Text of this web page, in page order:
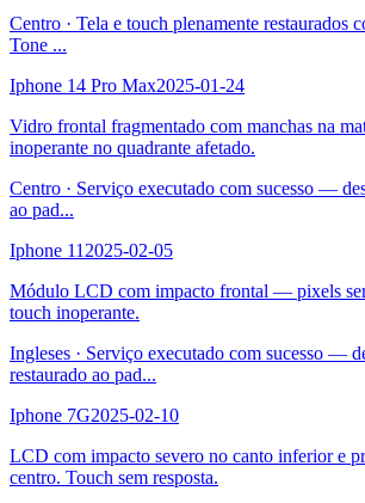
Centro · Tela e touch plenamente restaurados
Tone ...
Iphone 14 Pro Max2025-01-24
Vidro frontal fragmentado com manchas na
inoperante no quadrante afetado.
Centro · Serviço executado com sucesso —
ao pad...
Iphone 112025-02-05
Módulo LCD com impacto frontal — pixels
touch inoperante.
Ingleses · Serviço executado com sucesso —
restaurado ao pad...
Iphone 7G2025-02-10
LCD com impacto severo no canto inferior e
centro. Touch sem resposta.